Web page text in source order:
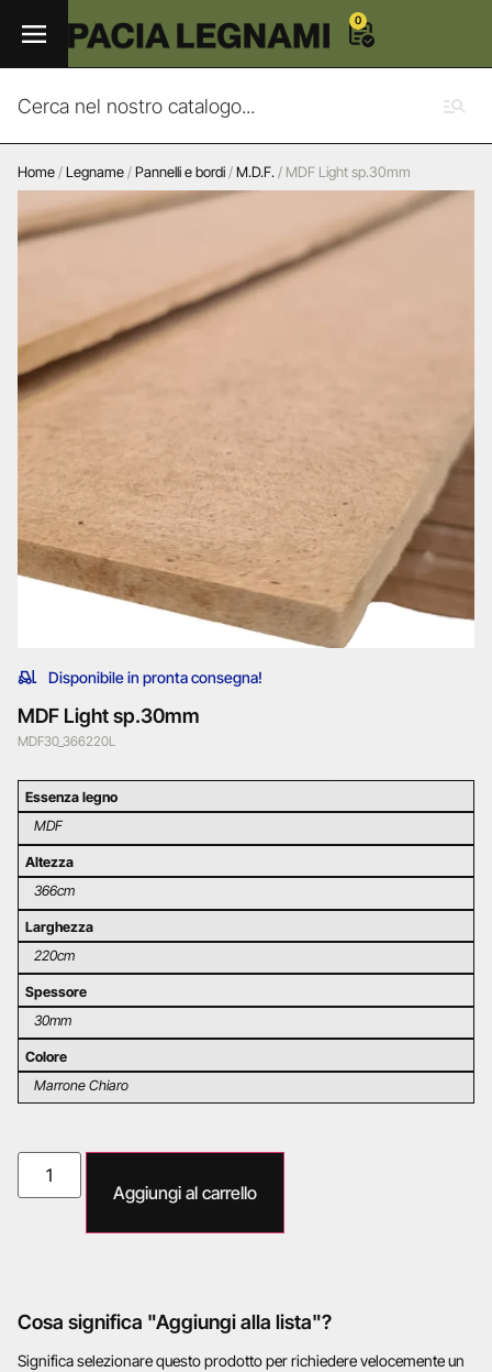
0
Home/Legname/Pannelli e bordi/M.D.F./ MDF Light sp.30mm
Disponibile in pronta consegna!
MDF Light sp.30mm
MDF30_366220L
Essenza legno
MDF
Altezza
366cm
Larghezza
220cm
Spessore
30mm
Colore
Marrone Chiaro
Aggiungi al carrello
Cosa significa "Aggiungi alla lista"?
Significa selezionare questo prodotto per richiedere velocemente un